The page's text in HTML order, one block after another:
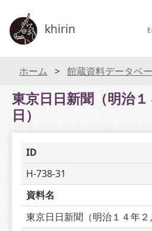
khirin
ホーム 館蔵資料データベ
東京日日新聞（明治１
日）
ID
H-738-31
資料名
東京日日新聞（明治１４年２